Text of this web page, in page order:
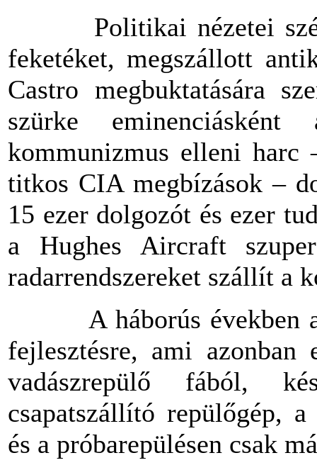
Politikai nézetei
feketéket, megszállott
Castro megbuktatására
szürke
kommunizmus elleni harc
titkos CIA megbízások –
15 ezer dolgozót és ezer
a Hughes Aircraft
radarrendszereket szállít a
A háborús években a
fejlesztésre, ami
vadászrepülő fából,
csapatszállító repülőgép,
és a próbarepülésen csak